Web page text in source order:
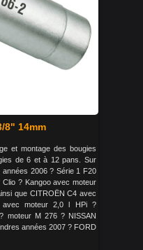
8" 14mm
et montage des bougies
de 6 et à 12 pans. Sur
années 2006 ? Série 1 F20
Clio ? Kangoo avec moteur
que CITROËN C4 avec
moteur 2,0 l HPi ?
moteur M 276 ? NISSAN
années 2007 ? FORD